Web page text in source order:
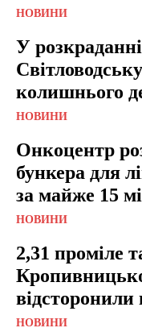
НОВИНИ
У
колишнього
НОВИНИ
Онкоцентр
бункера для
за майже 15
НОВИНИ
2,31 проміле
відсторонили
НОВИНИ